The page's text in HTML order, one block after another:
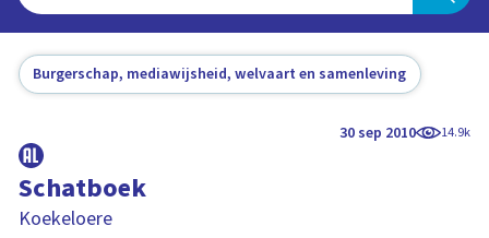
Burgerschap, mediawijsheid, welvaart en samenleving
30 sep 2010 14.9k
Schatboek
Koekeloere